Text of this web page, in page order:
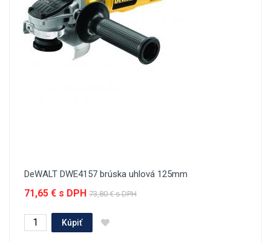
DeWALT DWE4157 brúska uhlová 125mm
71,65 € s DPH 73,80 € s DPH
Kúpiť